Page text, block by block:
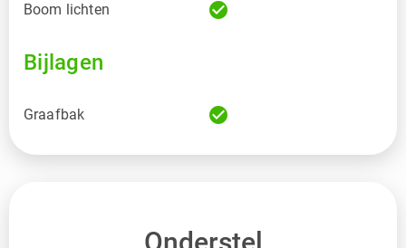
Boom lichten check_circle
Bijlagen
Graafbak check_circle